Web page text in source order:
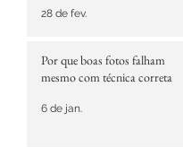
28 de fev.
Por que boas fotos falham
mesmo com técnica correta
6 de jan.